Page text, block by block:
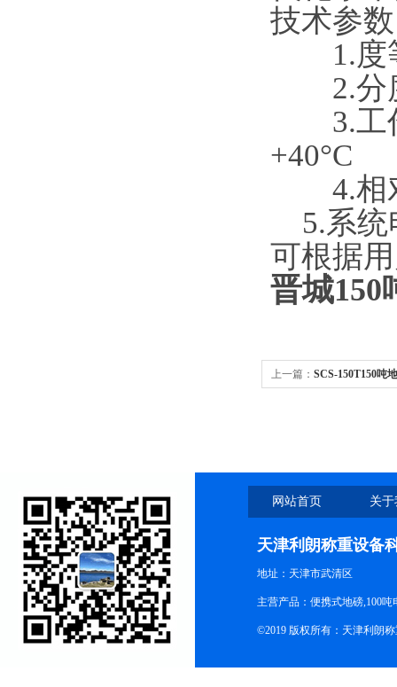
技术参
1.度
2.分
3.工作
+40°C
4.相
5.系统
可根据
晋城150
上一篇： SCS-150T150吨
网站首页 关
天津利朗称重设备
地址：天津市武清区
主营产品：便携式地磅,100
©2019 版权所有：天津利朗